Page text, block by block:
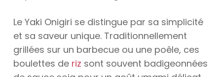
Le Yaki Onigiri se distingue par sa simplicité
et sa saveur unique. Traditionnellement
grillées sur un barbecue ou une poêle, ces
boulettes de riz sont souvent badigeonnées